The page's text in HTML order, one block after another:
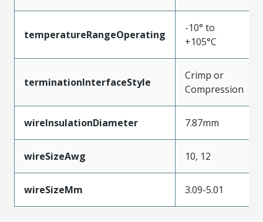
temperatureRangeOperating
-10° to
+105°C
terminationInterfaceStyle
Crimp or
Compression
wireInsulationDiameter 7.87mm
wireSizeAwg 10, 12
wireSizeMm 3.09-5.01